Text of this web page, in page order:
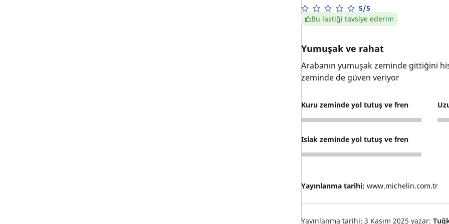
5/5
Bu lastiği tavsiye ederim
Yumuşak ve rahat
Arabanın yumuşak zeminde gittiğini
zeminde de güven veriyor
Kuru zeminde yol tutuş ve fren
5 5
Islak zeminde yol tutuş ve fren
5
Yayınlanma tarihi: www.michelin.com.tr
Yayınlanma tarihi: 3 Kasım 2025 yazar: